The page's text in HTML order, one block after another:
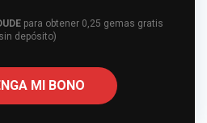
para obtener 0,25 gemas gratis
depósito)
MI BONO